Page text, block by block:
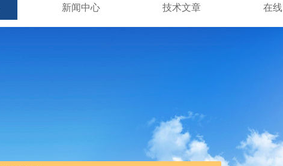
新闻中心 技术文章 在